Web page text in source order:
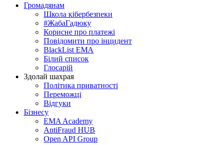
Громадянам
Школа кібербезпеки
#ЖабаГадюку
Корисне про платежі
Повідомити про інцидент
BlackList EMA
Білий список
Глосарій
Здолай шахрая
Політика приватності
Переможцi
Відгуки
Бізнесу
EMA Academy
AntiFraud HUB
Open API Group